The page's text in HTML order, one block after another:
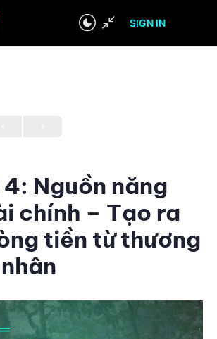
SIGN IN
4: Nguồn năng
chính – Tạo ra
tiền từ thương